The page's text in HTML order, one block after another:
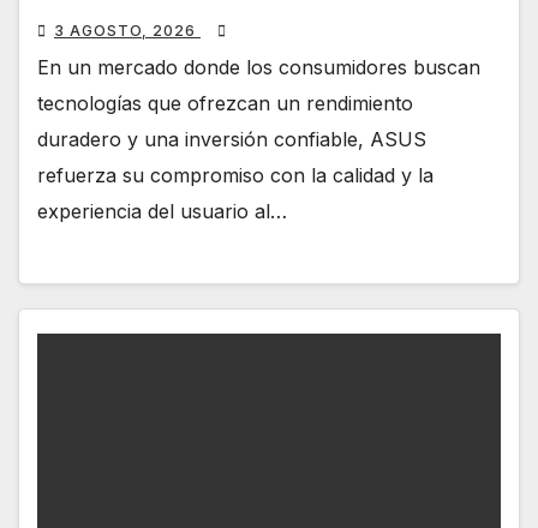
3 AGOSTO, 2026
En un mercado donde los consumidores buscan
tecnologías que ofrezcan un rendimiento
duradero y una inversión confiable, ASUS
refuerza su compromiso con la calidad y la
experiencia del usuario al…